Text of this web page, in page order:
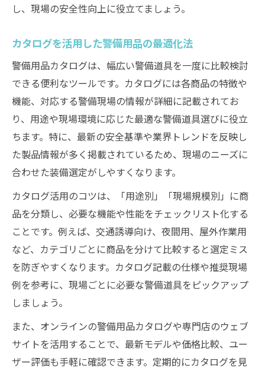
し、現場の安全性向上に役立てましょう。
カタログを活用した警備用品の最適化法
警備用品カタログは、幅広い警備道具を一度に比較検討
できる便利なツールです。カタログには各商品の特徴や
機能、対応する警備現場の情報が詳細に記載されてお
り、用途や現場環境に応じた最適な警備道具選びに役立
ちます。特に、最新の安全基準や業界トレンドを反映し
た製品情報が多く掲載されているため、現場のニーズに
合わせた装備選定がしやすくなります。
カタログ活用のコツは、「用途別」「現場規模別」に商
品を分類し、必要な機能や性能をチェックリスト化する
ことです。例えば、交通誘導向け、夜間用、屋外作業用
など、カテゴリごとに商品を分けて比較すると選定ミス
を防ぎやすくなります。カタログ記載の仕様や推奨現場
例を参考に、現場ごとに必要な警備道具をピックアップ
しましょう。
また、オンラインの警備用品カタログや専門店のウェブ
サイトを活用することで、最新モデルや価格比較、ユー
ザー評価も手軽に確認できます。定期的にカタログを見